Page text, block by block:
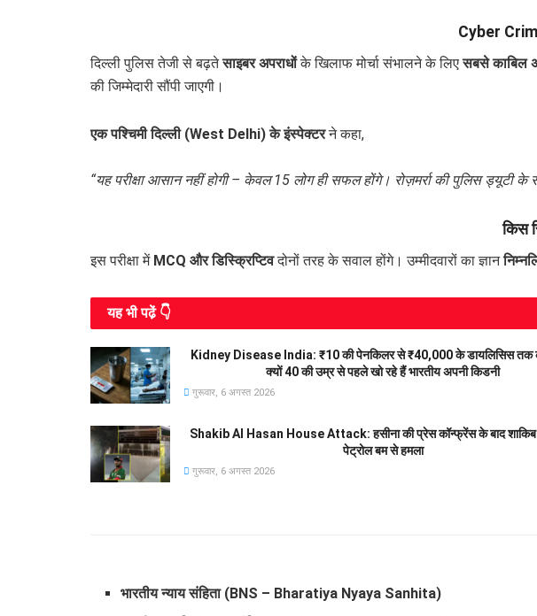
Cyber
दिल्ली पुलिस तेजी से बढ़तेसाइबर अपराधोंके खिलाफ मोर्चा संभालने के लिएसबसे काबिल
की जिम्मेदारी सौंपी जाएगी।
एक पश्चिमी दिल्ली (West Delhi) के इंस्पेक्टरने कहा,
“यह परीक्षा आसान नहीं होगी – केवल 15 लोग ही सफल होंगे। रोज़मर्रा की पुलिस ड्यूटी
किस
इस परीक्षा में MCQ और डिस्क्रिप्टिवदोनों तरह के सवाल होंगे। उम्मीदवारों का ज्ञान
यह भी पढे़ं 👇
Kidney Disease India: ₹10 की पेनकिलर से ₹40,000 के डायलिसिस तक
क्यों 40 की उम्र से पहले खो रहे हैं भारतीय अपनी किडनी
गुरूवार, 6 अगस्त 2026
Shakib Al Hasan House Attack: हसीना की प्रेस कॉन्फ्रेंस के बाद
पेट्रोल बम से हमला
गुरूवार, 6 अगस्त 2026
भारतीय न्याय संहिता (BNS – Bharatiya Nyaya Sanhita)